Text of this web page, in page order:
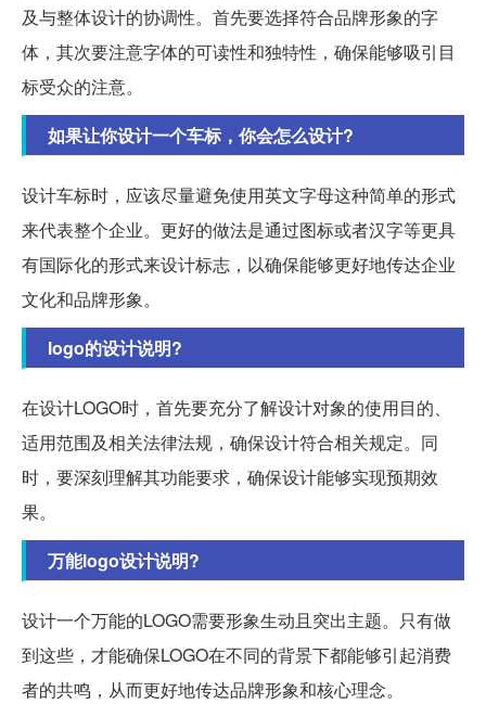
及与整体设计的协调性。首先要选择符合品牌形象的字
体，其次要注意字体的可读性和独特性，确保能够吸引目
标受众的注意。
如果让你设计一个车标，你会怎么设计?
设计车标时，应该尽量避免使用英文字母这种简单的形式
来代表整个企业。更好的做法是通过图标或者汉字等更具
有国际化的形式来设计标志，以确保能够更好地传达企业
文化和品牌形象。
logo的设计说明?
在设计LOGO时，首先要充分了解设计对象的使用目的、
适用范围及相关法律法规，确保设计符合相关规定。同
时，要深刻理解其功能要求，确保设计能够实现预期效
果。
万能logo设计说明?
设计一个万能的LOGO需要形象生动且突出主题。只有做
到这些，才能确保LOGO在不同的背景下都能够引起消费
者的共鸣，从而更好地传达品牌形象和核心理念。